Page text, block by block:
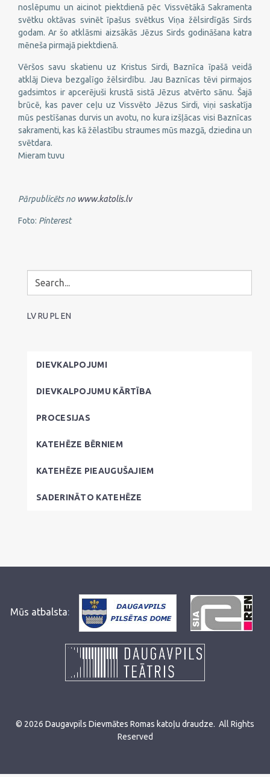
noslēpumu un aicinot piektdienā pēc Vissvētākā Sakramenta
svētku oktāvas svinēt īpašus svētkus Viņa žēlsirdīgās Sirds
godam. Ar šo atklāsmi aizsākās Jēzus Sirds godināšana katra
mēneša pirmajā piektdienā.
Vēršos savu skatienu uz Kristus Sirdi, Baznīca īpašā veidā
atklāj Dieva bezgalīgo žēlsirdību. Jau Baznīcas tēvi pirmajos
gadsimtos ir apcerējuši krustā sistā Jēzus atvērto sānu. Šajā
brūcē, kas paver ceļu uz Vissvēto Jēzus Sirdi, viņi saskatīja
mūs pestīšanas durvis un avotu, no kura izšļācas visi Baznīcas
sakramenti, kas kā žēlastību straumes mūs mazgā, dziedina un
svētdara.
Mieram tuvu
Pārpublicēts no www.katolis.lv
Foto: Pinterest
LVRU PLEN
DIEVKALPOJUMI
DIEVKALPOJUMU KĀRTĪBA
PROCESIJAS
KATEHĒZE BĒRNIEM
KATEHĒZE PIEAUGUŠAJIEM
SADERINĀTO KATEHĒZE
Mūs atbalsta:
© 2026 Daugavpils Dievmātes Romas katoļu draudze. All Rights
Reserved